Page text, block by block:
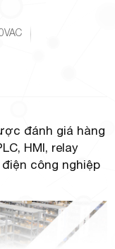
đánh giá hàng
HMI, relay
công nghiệp